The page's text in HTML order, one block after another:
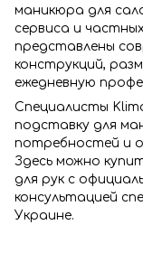
маникюра для
сервиса и
представлены
конструкций,
ежедневную
Специалисты
подставку для
потребностей и
Здесь можно
для рук с
консультацией
Украине.